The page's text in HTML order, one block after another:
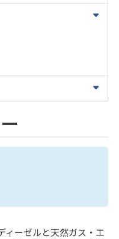
ィーゼルと天然ガス・エ